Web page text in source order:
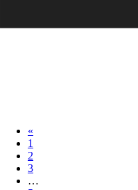
«
1
2
3
…